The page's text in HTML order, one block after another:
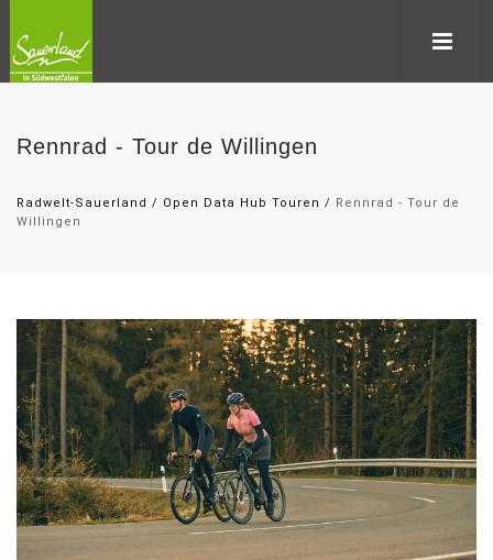
Rennrad - Tour de Willingen
Radwelt-Sauerland / Open Data Hub Touren / Rennrad - Tour de
Willingen